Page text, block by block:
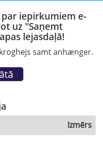
iepirkumiem e-
uz "Saņemt
lejasdaļā!
samt anhænger.
Izmērs